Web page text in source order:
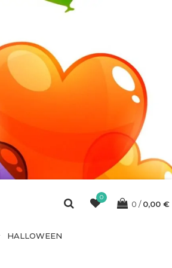
0
0 0,00 €
HALLOWEEN